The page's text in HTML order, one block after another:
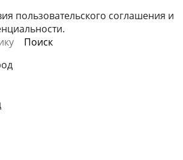
пользовательского соглашения и
.